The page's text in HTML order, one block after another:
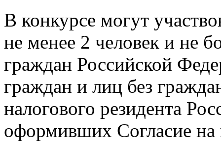
В конкурсе могут
не менее 2 человек и не
граждан Российской
граждан и лиц без
налогового резидента
оформивших Согласие на